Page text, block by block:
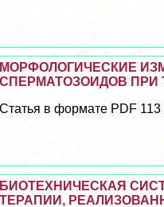
МОРФОЛОГИЧЕСКИЕ
СПЕРМАТОЗОИДОВ ПРИ
Статья в формате PDF 113
БИОТЕХНИЧЕСКАЯ
ТЕРАПИИ,